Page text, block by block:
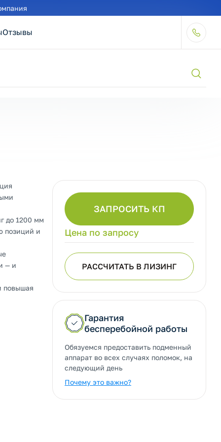
Отзывы
ЗАПРОСИТЬ КП
Цена по запросу
РАССЧИТАТЬ В ЛИЗИНГ
Гарантия
бесперебойной работы
Обязуемся предоставить подменный
аппарат во всех случаях поломок, на
следующий день
Почему это важно?
до 1200 мм
позиций и
— и
повышая